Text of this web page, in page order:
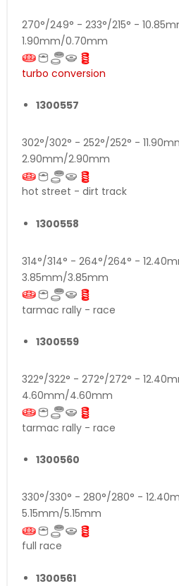
270°/249° - 233°/215° -
1.90mm/0.70mm
turbo conversion
1300557
302°/302° - 252°/252° -
2.90mm/2.90mm
hot street - dirt track
1300558
314°/314° - 264°/264° -
3.85mm/3.85mm
tarmac rally - race
1300559
322°/322° - 272°/272° -
4.60mm/4.60mm
tarmac rally - race
1300560
330°/330° - 280°/280° -
5.15mm/5.15mm
full race
1300561